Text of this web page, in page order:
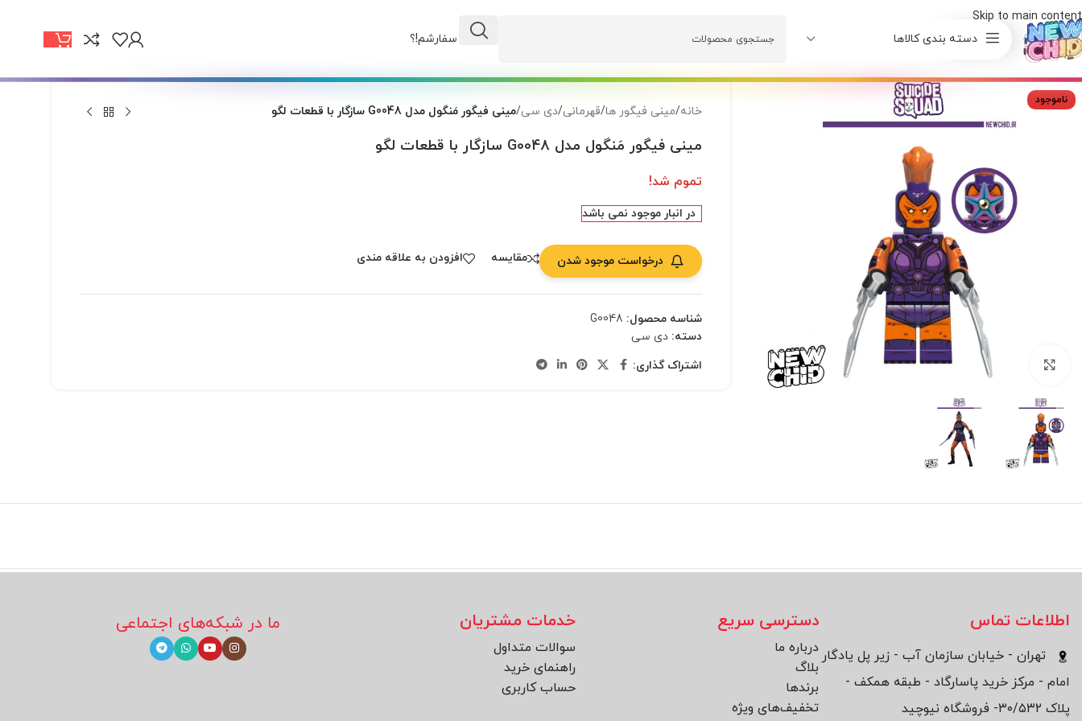
Skip to main content
دسته بندی کالاها
وضعیت سفارشم!؟
ناموجود
بزرگنمایی تصویر
خانه/مینی فیگور ها/قهرمانی/دی سی/مینی فیگور مَنگول مدل G0048 سازگار با قطعات لگو
مینی فیگور مَنگول مدل G0048 سازگار با قطعات لگو
تموم شد!
در انبار موجود نمی باشد
درخواست موجود شدن مقایسه افزودن به علاقه مندی
شناسه محصول: G0048
دسته: دی سی
اشتراک گذاری:
اطلاعات تماس
تهران - خیابان سازمان آب - زیر پل یادگار
امام - مرکز خرید پاسارگاد - طبقه همکف -
پلاک ۳۰/۵۳۲- فروشگاه نیوچید
دسترسی سریع
درباره ما
بلاگ
برند‌ها
تخفیف‌های ویژه
خدمات مشتریان
سوالات متداول
راهنمای خرید
حساب کاربری
ما در شبکه‌های اجتماعی